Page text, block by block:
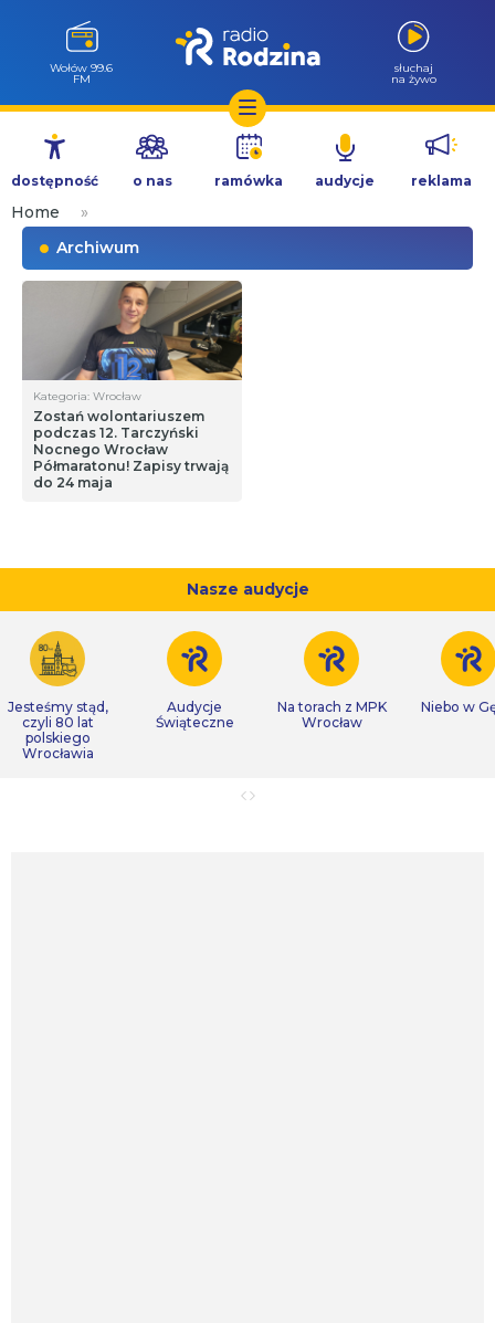
Przejdź
treści
Wołów 99.6
FM
słuchaj
na żywo
dostępność o nas ramówka audycje reklama
Home
»
Archiwum
Kategoria: Wrocław
Zostań wolontariuszem
podczas 12. Tarczyński
Nocnego Wrocław
Półmaratonu! Zapisy trwają
do 24 maja
Nasze audycje
Jesteśmy stąd,
czyli 80 lat
polskiego
Wrocławia
Audycje
Świąteczne
Na torach z MPK
Wrocław
Niebo w